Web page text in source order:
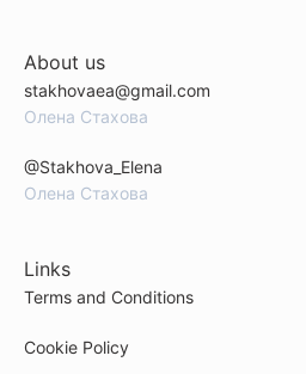
About us
stakhovaea@gmail.com
Олена Стахова
@Stakhova_Elena
Олена Стахова
Links
Terms and Conditions
Cookie Policy